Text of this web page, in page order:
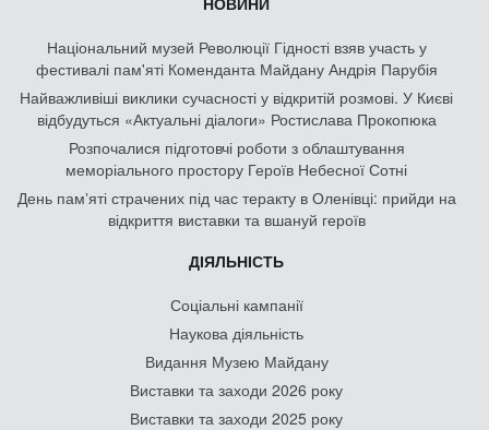
Національний музей Революції Гідності взяв участь у
фестивалі пам'яті Коменданта Майдану Андрія Парубія
Найважливіші виклики сучасності у відкритій розмові. У Києві
відбудуться «Актуальні діалоги» Ростислава Прокопюка
Розпочалися підготовчі роботи з облаштування
меморіального простору Героїв Небесної Сотні
День памʼяті страчених під час теракту в Оленівці: прийди на
відкриття виставки та вшануй героїв
ДІЯЛЬНІСТЬ
Соціальні кампанії
Наукова діяльність
Видання Музею Майдану
Виставки та заходи 2026 року
Виставки та заходи 2025 року